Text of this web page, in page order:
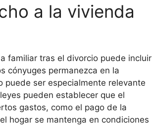
a la vivienda
familiar tras el divorcio puede incluir
cónyuges permanezca en la
ser especialmente relevante
pueden establecer que el
gastos, como el pago de la
hogar se mantenga en condiciones